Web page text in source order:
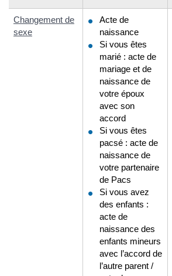
Changement de
sexe
Acte de
naissance
Si vous êtes
marié : acte de
mariage et de
naissance de
votre époux
avec son
accord
Si vous êtes
pacsé : acte de
naissance de
votre partenaire
de Pacs
Si vous avez
des enfants :
acte de
naissance des
enfants mineurs
avec l’accord de
l’autre parent /